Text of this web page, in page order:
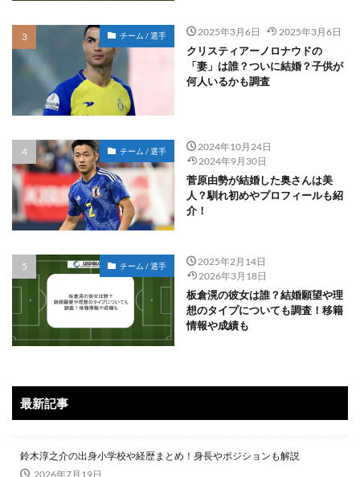
チーム / 選手 2025年3月6日 2025年3月6日
クリスティアーノロナウドの
「妻」は誰？ついに結婚？子供が
何人いるかも調査
チーム / 選手
2024年10月24日
2024年9月30日
菅原由勢が結婚した奥さんは美
人？馴れ初めやプロフィールも紹
介！
チーム / 選手
2025年2月14日
2026年3月18日
板倉滉の彼女は誰？結婚願望や理
想のタイプについても調査！移籍
情報や成績も
最新記事
鈴木淳之介の出身小学校や経歴まとめ！身長やポジションも解説
2026年7月19日